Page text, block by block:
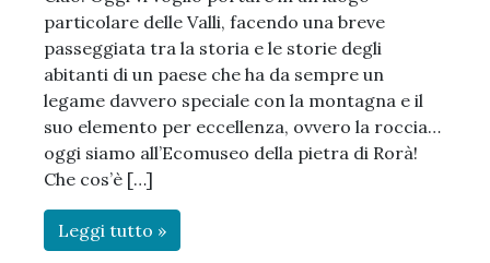
particolare delle Valli, facendo una breve
passeggiata tra la storia e le storie degli
abitanti di un paese che ha da sempre un
legame davvero speciale con la montagna e il
suo elemento per eccellenza, ovvero la roccia…
oggi siamo all’Ecomuseo della pietra di Rorà!
Che cos’è […]
Leggi tutto »